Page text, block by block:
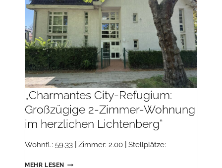
MICHAELKIRCHPLATZ
UND
MORITZPLATZ
*SONNENTERRASSE*
„Charmantes City-Refugium:
Großzügige 2-Zimmer-Wohnung
im herzlichen Lichtenberg“
Wohnfl.: 59.33 | Zimmer: 2.00 | Stellplätze:
MEHR LESEN
„CHARMANTES